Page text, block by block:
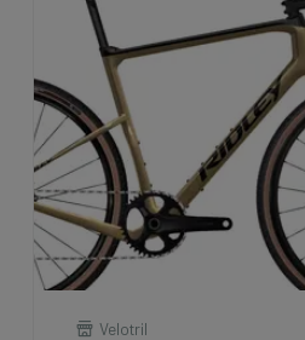
Velotril